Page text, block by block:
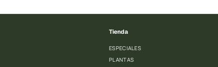
Tienda
ESPECIALES
PLANTAS